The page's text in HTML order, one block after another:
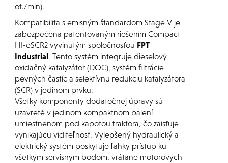
ot./min).
Kompatibilita s emisným štandardom Stage V je
zabezpečená patentovaným riešením Compact
HI-eSCR2 vyvinutým spoločnosťou FPT
Industrial. Tento systém integruje dieselový
oxidačný katalyzátor (DOC), systém filtrácie
pevných častíc a selektívnu redukciu katalyzátora
(SCR) v jedinom prvku.
Všetky komponenty dodatočnej úpravy sú
uzavreté v jedinom kompaktnom balení
umiestnenom pod kapotou traktora, čo zaisťuje
vynikajúcu viditeľnosť. Vylepšený hydraulický a
elektrický systém poskytuje ľahký prístup ku
všetkým servisným bodom, vrátane motorových